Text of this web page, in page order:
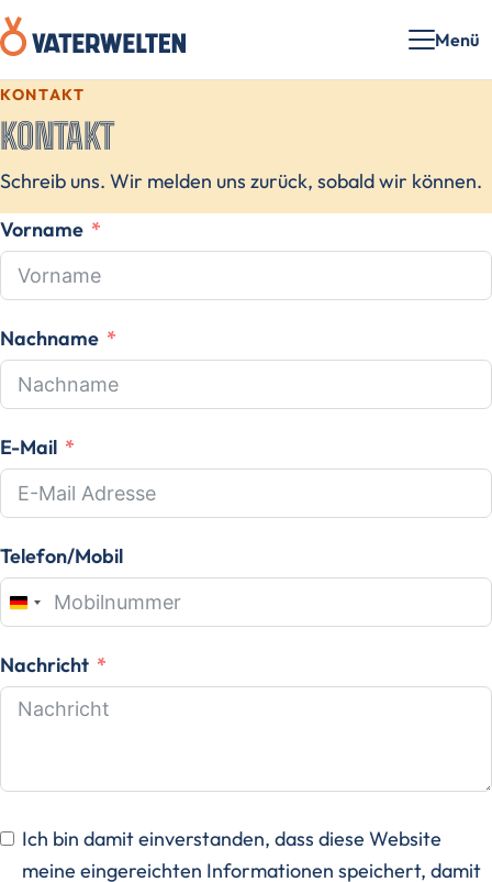
Menü
KONTAKT
KONTAKT
Schreib uns. Wir melden uns zurück, sobald wir können.
Vorname
Nachname
E-Mail
Telefon/Mobil
Germany
Nachricht
Ich bin damit einverstanden, dass diese Website
meine eingereichten Informationen speichert, damit